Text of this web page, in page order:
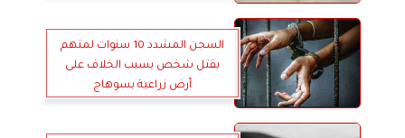
السجن المشدد 10 سنوات لمتهم
بقتل شخص بسبب الخلاف على
أرض زراعية بسوهاج